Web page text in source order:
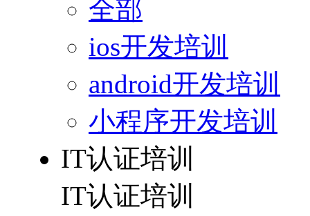
全部
ios开发培训
android开发培训
小程序开发培训
IT认证培训
IT认证培训